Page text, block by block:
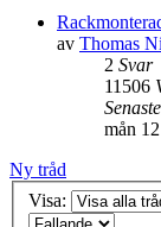
av Thomas
2 Svar
11506
mån
Ny tråd
Visa: